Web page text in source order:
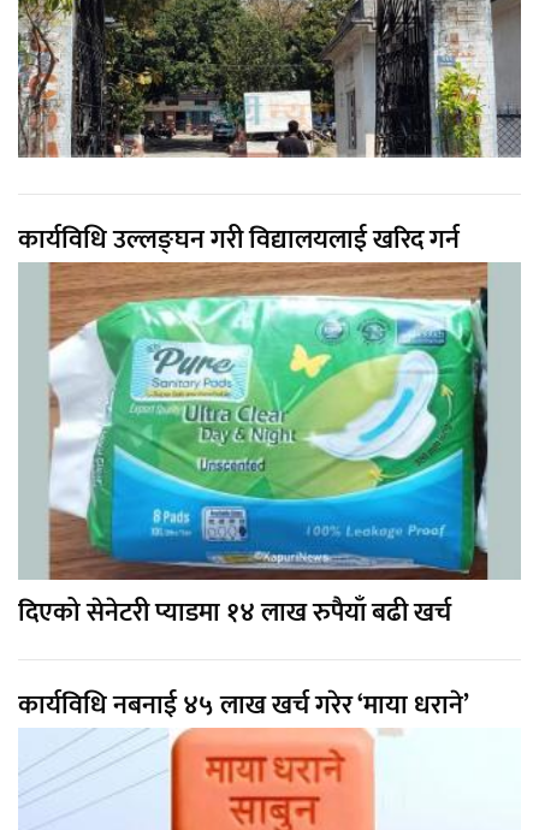
कार्यविधि उल्लङ्घन गरी विद्यालयलाई खरिद गर्न
दिएको सेनेटरी प्याडमा १४ लाख रुपैयाँ बढी खर्च
कार्यविधि नबनाई ४५ लाख खर्च गरेर ‘माया धराने’